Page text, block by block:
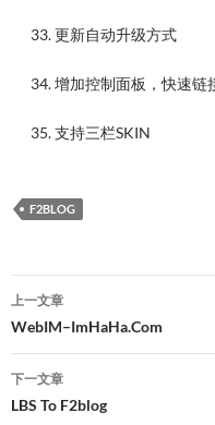
33. 更新自动升级方式
34. 增加控制面板，快速链
35. 支持三栏SKIN
F2BLOG
文
章
导
航
上一文章
WebIM–ImHaHa.Com
下一文章
LBS To F2blog